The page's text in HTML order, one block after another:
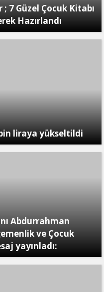
7 Güzel Çocuk Kitabı
Hazırlandı
liraya yükseltildi
Abdurrahman
ve Çocuk
yayınladı: